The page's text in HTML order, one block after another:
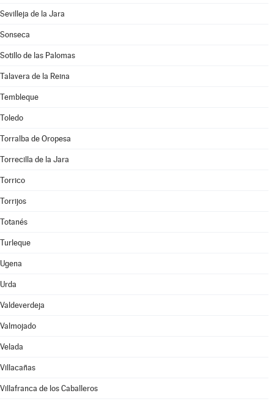
Sevilleja de la Jara
Sonseca
Sotillo de las Palomas
Talavera de la Reina
Tembleque
Toledo
Torralba de Oropesa
Torrecilla de la Jara
Torrico
Torrijos
Totanés
Turleque
Ugena
Urda
Valdeverdeja
Valmojado
Velada
Villacañas
Villafranca de los Caballeros